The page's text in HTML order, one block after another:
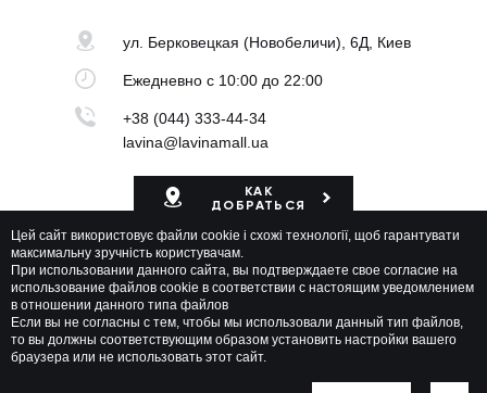
ул. Берковецкая (Новобеличи), 6Д, Киев
Ежедневнос 10:00 до 22:00
+38 (044) 333-44-34
lavina@lavinamall.ua
КАК
ДОБРАТЬСЯ
Карта ТРЦ
Lavina Mall © 2026 Все права защищены
Цей сайт використовує файли cookie і схожі технології, щоб гарантувати
максимальну зручність користувачам.
При использовании данного сайта, вы подтверждаете свое согласие на
использование файлов cookie в соответствии с настоящим уведомлением
в отношении данного типа файлов
Если вы не согласны с тем, чтобы мы использовали данный тип файлов,
то вы должны соответствующим образом установить настройки вашего
браузера или не использовать этот сайт.